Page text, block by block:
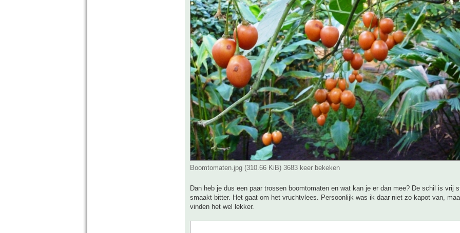
Boomtomaten.jpg (310.66 KiB) 3683 keer bekeken
Dan heb je dus een paar trossen boomtomaten en wat kan je er dan mee? De schil is vrij
smaakt bitter. Het gaat om het vruchtvlees. Persoonlijk was ik daar niet zo kapot van,
vinden het wel lekker.